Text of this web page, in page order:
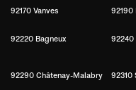
92170 Vanves 92190
92220 Bagneux 92240
92290 Châtenay-Malabry 92310